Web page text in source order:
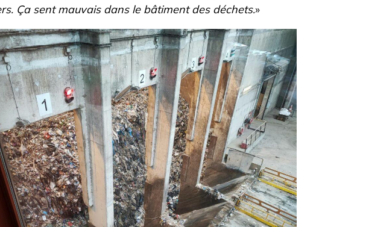
Ça sent mauvais dans le bâtiment des déchets.»